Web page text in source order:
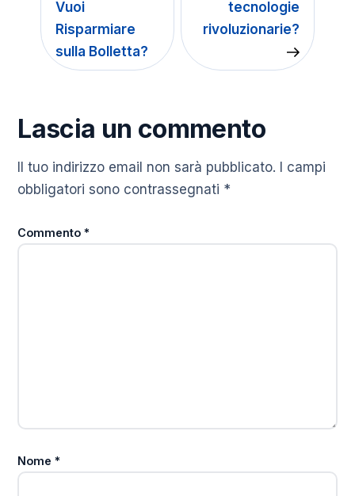
Vuoi
Risparmiare
sulla Bolletta?
tecnologie
rivoluzionarie?
Lascia un commento
Il tuo indirizzo email non sarà pubblicato.
I campi
obbligatori sono contrassegnati *
Commento*
Nome*